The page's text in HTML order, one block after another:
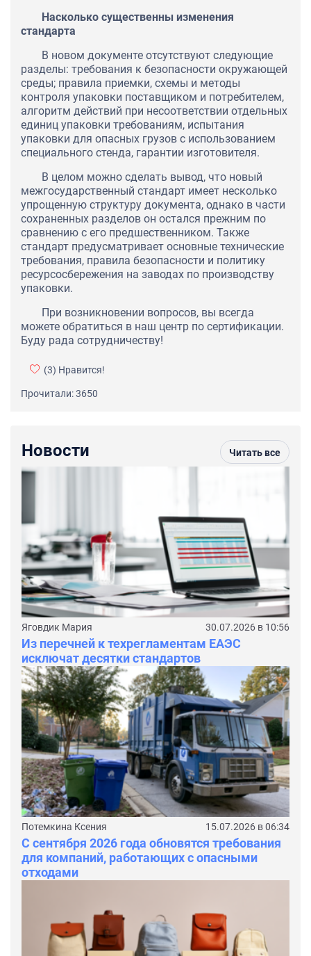
Насколько существенны изменения
стандарта
В новом документе отсутствуют следующие
разделы: требования к безопасности окружающей
среды; правила приемки, схемы и методы
контроля упаковки поставщиком и потребителем,
алгоритм действий при несоответствии отдельных
единиц упаковки требованиям, испытания
упаковки для опасных грузов с использованием
специального стенда, гарантии изготовителя.
В целом можно сделать вывод, что новый
межгосударственный стандарт имеет несколько
упрощенную структуру документа, однако в части
сохраненных разделов он остался прежним по
сравнению с его предшественником. Также
стандарт предусматривает основные технические
требования, правила безопасности и политику
ресурсосбережения на заводах по производству
упаковки.
При возникновении вопросов, вы всегда
можете обратиться в наш центр по сертификации.
Буду рада сотрудничеству!
(3) Нравится!
Прочитали: 3650
Новости Читать все
Яговдик Мария 30.07.2026 в 10:56
Из перечней к техрегламентам ЕАЭС
исключат десятки стандартов
Потемкина Ксения 15.07.2026 в 06:34
С сентября 2026 года обновятся требования
для компаний, работающих с опасными
отходами